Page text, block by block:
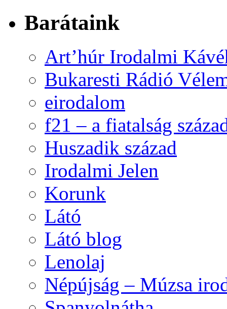
Barátaink
Art’húr Irodalmi
Bukaresti Rádió
eirodalom
f21 – a fiatalság
Huszadik század
Irodalmi Jelen
Korunk
Látó
Látó blog
Lenolaj
Népújság – Múzsa